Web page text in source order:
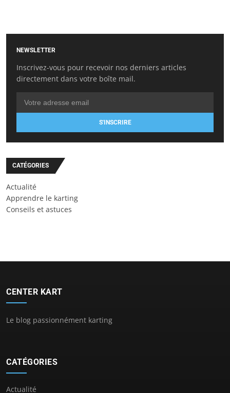
NEWSLETTER
Inscrivez-vous pour recevoir nos derniers articles
directement dans votre boîte mail.
S'INSCRIRE
CATÉGORIES
Actualité
Apprendre le karting
Conseils et astuces
CENTER KART
Le blog passionnément karting
CATÉGORIES
Actualité